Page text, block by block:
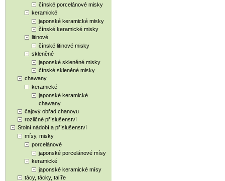
čínské porcelánové misky
keramické
japonské keramické misky
čínské keramické misky
litinové
čínské litinové misky
skleněné
japonské skleněné misky
čínské skleněné misky
chawany
keramické
japonské keramické
chawany
čajový obřad chanoyu
rozličné příslušenství
Stolní nádobí a příslušenství
mísy, misky
porcelánové
japonské porcelánové mísy
keramické
japonské keramické mísy
tácy, tácky, talíře